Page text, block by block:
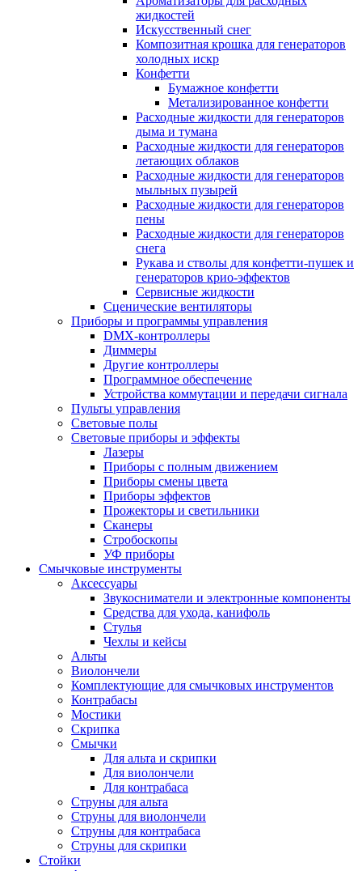
жидкостей
Искусственный снег
Композитная крошка для генераторов
холодных искр
Конфетти
Бумажное конфетти
Метализированное конфетти
Расходные жидкости для генераторов
дыма и тумана
Расходные жидкости для генераторов
летающих облаков
Расходные жидкости для генераторов
мыльных пузырей
Расходные жидкости для генераторов
пены
Расходные жидкости для генераторов
снега
Рукава и стволы для конфетти-пушек и
генераторов крио-эффектов
Сервисные жидкости
Сценические вентиляторы
Приборы и программы управления
DMX-контроллеры
Диммеры
Другие контроллеры
Программное обеспечение
Устройства коммутации и передачи сигнала
Пульты управления
Световые полы
Световые приборы и эффекты
Лазеры
Приборы с полным движением
Приборы смены цвета
Приборы эффектов
Прожекторы и светильники
Сканеры
Стробоскопы
УФ приборы
Смычковые инструменты
Аксессуары
Звукосниматели и электронные компоненты
Средства для ухода, канифоль
Стулья
Чехлы и кейсы
Альты
Виолончели
Комплектующие для смычковых инструментов
Контрабасы
Мостики
Скрипка
Смычки
Для альта и скрипки
Для виолончели
Для контрабаса
Струны для альта
Струны для виолончели
Струны для контрабаса
Струны для скрипки
Стойки